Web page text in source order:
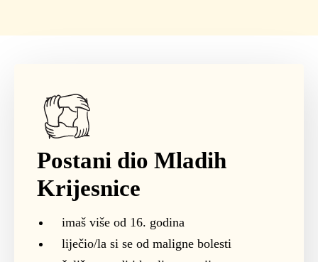
Postani dio Mladih
Krijesnice
imaš više od 16. godina
liječio/la si se od maligne bolesti